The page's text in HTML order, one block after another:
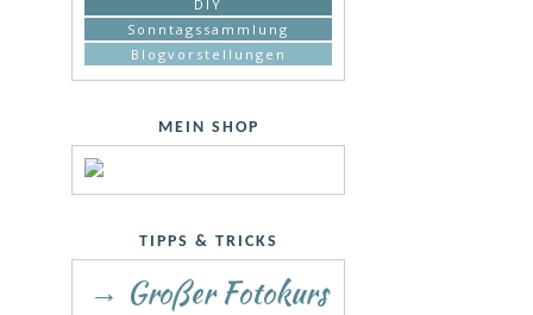
DIY
Sonntagssammlung
Blogvorstellungen
MEIN SHOP
TIPPS & TRICKS
→ Großer Fotokurs